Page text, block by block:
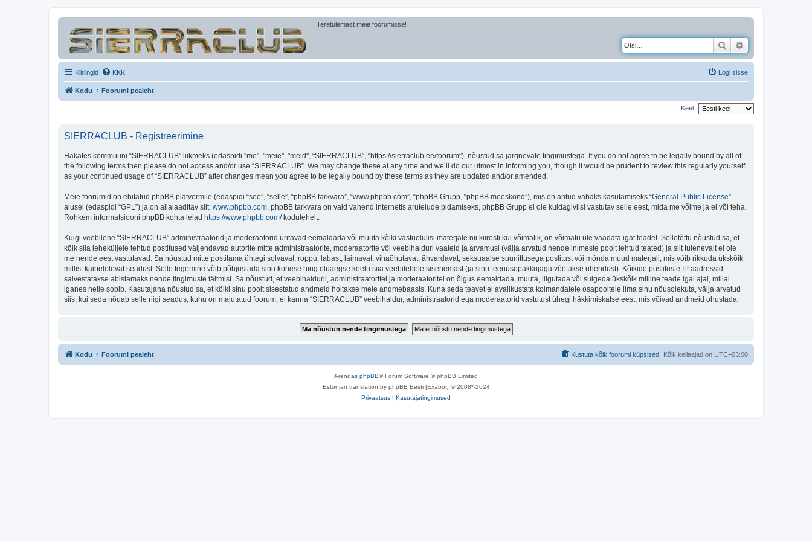
Teretulemast meie foorumisse!
Otsi
Kiirlingid KKK Logi sisse
Kodu Foorumi pealeht
Keel:
SIERRACLUB - Registreerimine
Hakates kommuuni “SIERRACLUB” liikmeks (edaspidi "me", "meie", "meid", “SIERRACLUB”, “https://sierraclub.ee/foorum”), nõustud sa järgnevate tingimustega. If you do not agree to be legally bound by all of
the following terms then please do not access and/or use “SIERRACLUB”. We may change these at any time and we’ll do our utmost in informing you, though it would be prudent to review this regularly yourself
as your continued usage of “SIERRACLUB” after changes mean you agree to be legally bound by these terms as they are updated and/or amended.
Meie foorumid on ehitatud phpBB platvormile (edaspidi “see”, “selle”, “phpBB tarkvara”, “www.phpbb.com”, “phpBB Grupp, “phpBB meeskond”), mis on antud vabaks kasutamiseks “General Public License”
alusel (edaspidi “GPL”) ja on allalaaditav siit: www.phpbb.com . phpBB tarkvara on vaid vahend internetis arutelude pidamiseks, phpBB Grupp ei ole kuidagiviisi vastutav selle eest, mida me võime ja ei või teha.
Rohkem informatsiooni phpBB kohta leiad https://www.phpbb.com/kodulehelt.
Kuigi veebilehe “SIERRACLUB” administraatorid ja moderaatorid üritavad eemaldada või muuta kõiki vastuolulisi materjale nii kiiresti kui võimalik, on võimatu üle vaadata igat teadet. Selletõttu nõustud sa, et
kõik siia leheküljele tehtud postitused väljendavad autorite mitte administraatorite, moderaatorite või veebihalduri vaateid ja arvamusi (välja arvatud nende inimeste poolt tehtud teated) ja siit tulenevalt ei ole
me nende eest vastutavad. Sa nõustud mitte postitama ühtegi solvavat, roppu, labast, laimavat, vihaõhutavat, ähvardavat, seksuaalse suunitlusega postitust või mõnda muud materjali, mis võib rikkuda ükskõik
millist käibelolevat seadust. Selle tegemine võib põhjustada sinu kohese ning eluaegse keelu siia veebilehele sisenemast (ja sinu teenusepakkujaga võetakse ühendust). Kõikide postituste IP aadressid
salvestatakse abistamaks nende tingimuste täitmist. Sa nõustud, et veebihalduril, administraatoritel ja moderaatoritel on õigus eemaldada, muuta, liigutada või sulgeda ükskõik milline teade igal ajal, millal
iganes neile sobib. Kasutajana nõustud sa, et kõiki sinu poolt sisestatud andmeid hoitakse meie andmebaasis. Kuna seda teavet ei avalikustata kolmandatele osapooltele ilma sinu nõusolekuta, välja arvatud
siis, kui seda nõuab selle riigi seadus, kuhu on majutatud foorum, ei kanna “SIERRACLUB” veebihaldur, administraatorid ega moderaatorid vastutust ühegi häkkimiskatse eest, mis võivad andmeid ohustada.
Kodu Foorumi pealeht Kõik kellaajad on UTC+03:00
Kustuta kõik foorumi küpsised
Arendas phpBB® Forum Software © phpBB Limited
Estonian translation by phpBB Eesti [Exabot] © 2008*-2024
Privaatsus | Kasutajatingimused